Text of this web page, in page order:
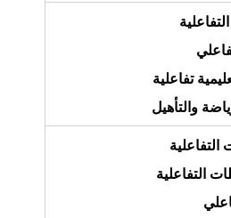
تفاعلية
والتأهيل
التفاعلية
التفاعلية